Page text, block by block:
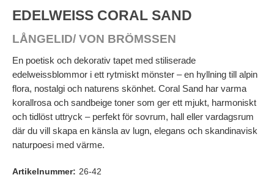
EDELWEISS CORAL SAND
LÅNGELID/ VON BRÖMSSEN
En poetisk och dekorativ tapet med stiliserade
edelweissblommor i ett rytmiskt mönster – en hyllning till alpin
flora, nostalgi och naturens skönhet. Coral Sand har varma
korallrosa och sandbeige toner som ger ett mjukt, harmoniskt
och tidlöst uttryck – perfekt för sovrum, hall eller vardagsrum
där du vill skapa en känsla av lugn, elegans och skandinavisk
naturpoesi med värme.
Artikelnummer: 26-42